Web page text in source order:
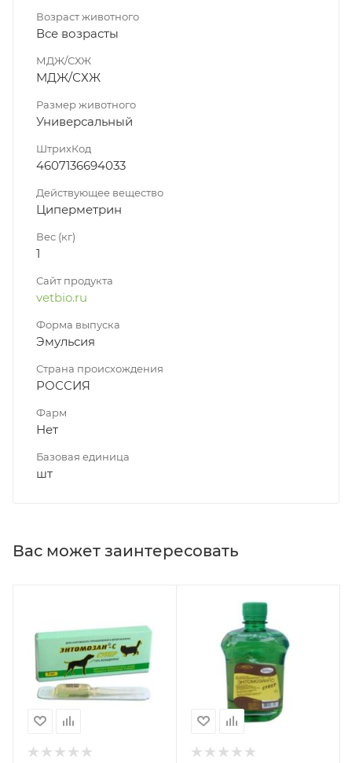
Возраст животного
Все возрасты
МДЖ/СХЖ
МДЖ/СХЖ
Размер животного
Универсальный
ШтрихКод
4607136694033
Действующее вещество
Циперметрин
Вес (кг)
1
Сайт продукта
vetbio.ru
Форма выпуска
Эмульсия
Страна происхождения
РОССИЯ
Фарм
Нет
Базовая единица
шт
Вас может заинтересовать